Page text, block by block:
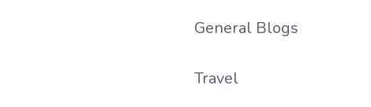
General Blogs
Travel